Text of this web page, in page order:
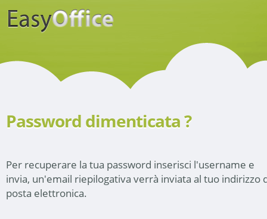
Password dimenticata ?
Per recuperare la tua password inserisci l'username e
invia, un'email riepilogativa verrà inviata al tuo indirizzo
posta elettronica.